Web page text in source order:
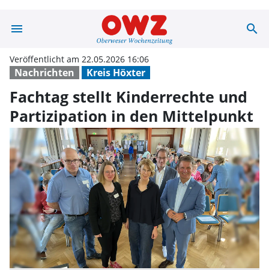
menu Fachtag stellt search
Nachrichten Kreis Höxter
Veröffentlicht am 22.05.2026 16:06
Fachtag stellt Kinderrechte und
Partizipation in den Mittelpunkt